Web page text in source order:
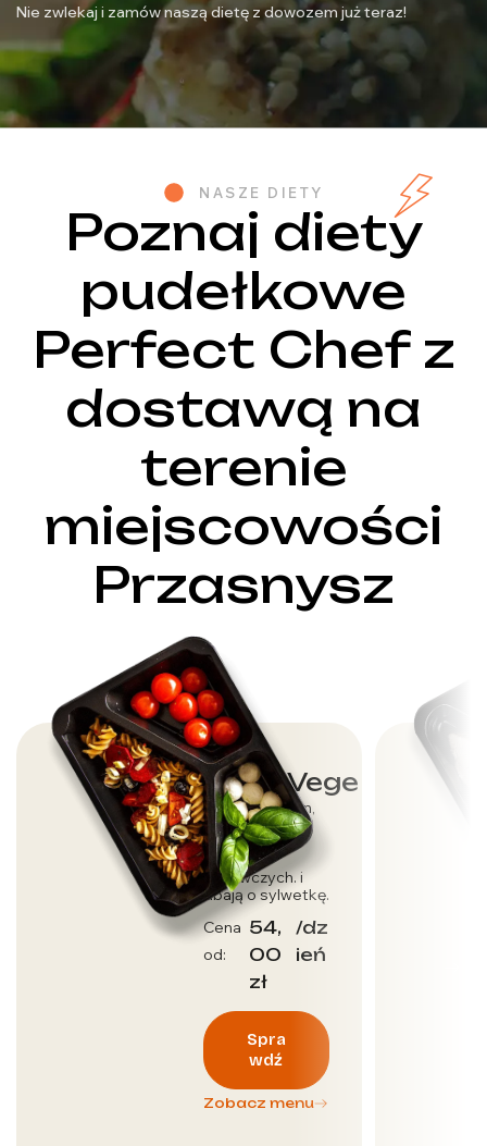
Nie zwlekaj i zamów naszą dietę z dowozem już teraz!
NASZE DIETY
Poznaj diety
pudełkowe
Perfect Chef z
dostawą na
terenie
miejscowości
Przasnysz
Dieta Vege
Dla wegetarian,
którzy dbają o
dostarczenie
wartości
odżywczych. i
dbają o sylwetkę.
Cena
od:
54,
00
zł
/dz
ień
Spra
wdź
Zobacz menu